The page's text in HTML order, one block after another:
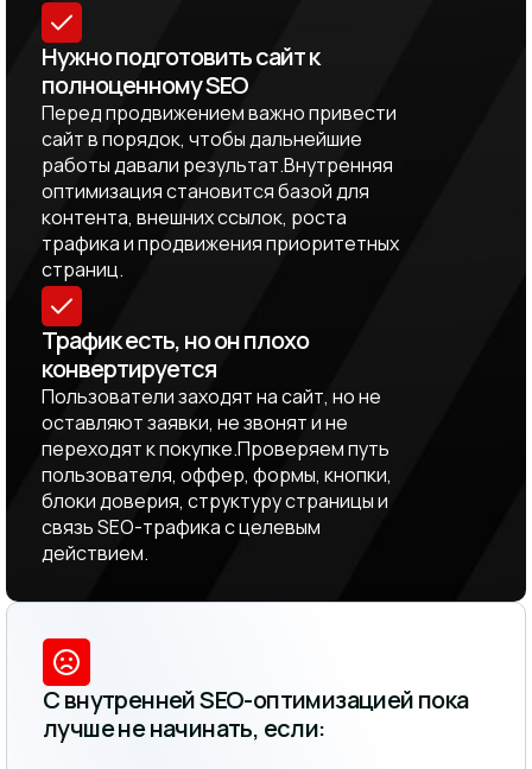
Нужно подготовить сайт к
полноценному SEO
Перед продвижением важно привести
сайт в порядок, чтобы дальнейшие
работы давали результат.Внутренняя
оптимизация становится базой для
контента, внешних ссылок, роста
трафика и продвижения приоритетных
страниц.
Трафик есть, но он плохо
конвертируется
Пользователи заходят на сайт, но не
оставляют заявки, не звонят и не
переходят к покупке.Проверяем путь
пользователя, оффер, формы, кнопки,
блоки доверия, структуру страницы и
связь SEO-трафика с целевым
действием.
С внутренней SEO-оптимизацией пока
лучше не начинать, если: